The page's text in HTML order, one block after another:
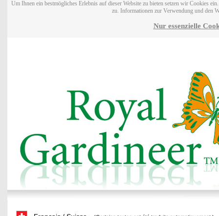
Um Ihnen ein bestmögliches Erlebnis auf dieser Website zu bieten setzen wir Cookies
zu. Informationen zur Verwendung und den
Nur essenzielle